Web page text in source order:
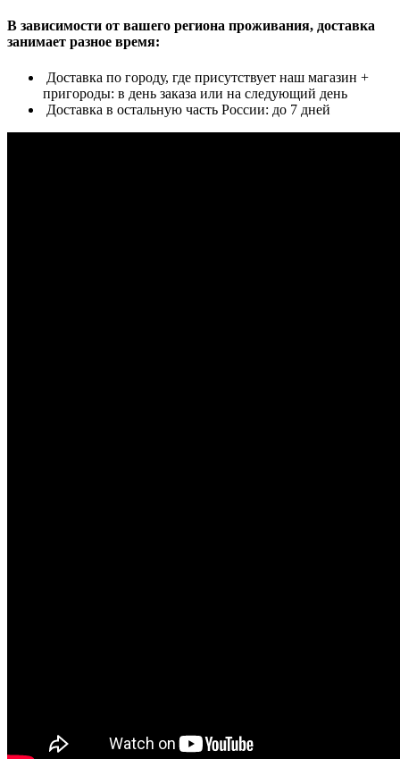
В зависимости от вашего региона проживания, доставка
занимает разное время:
Доставка по городу, где присутствует наш магазин +
пригороды: в день заказа или на следующий день
Доставка в остальную часть России: до 7 дней